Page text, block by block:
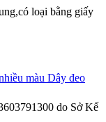
Dây đeo
loại bằng giấy
do Sở Kế